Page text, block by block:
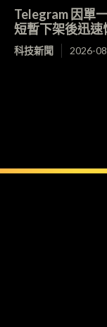
Telegram 因單
短暫下架後迅速
科技新聞 2026-